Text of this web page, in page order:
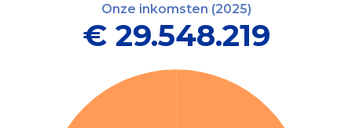
Onze inkomsten (2025)
€ 29.548.219